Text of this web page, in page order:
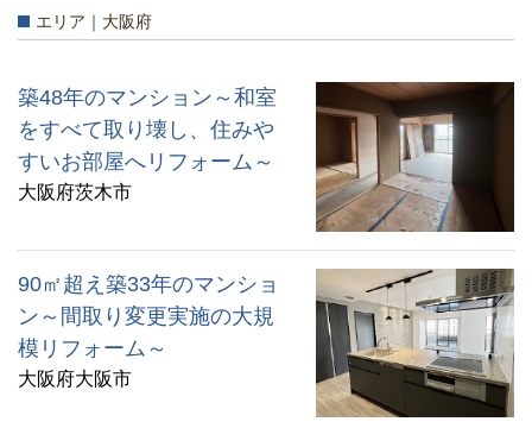
エリア｜大阪府
築48年のマンション～和室
をすべて取り壊し、住みや
すいお部屋へリフォーム～
大阪府茨木市
90㎡超え築33年のマンショ
ン～間取り変更実施の大規
模リフォーム～
大阪府大阪市